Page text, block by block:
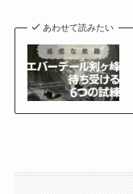
あわせて読みたい